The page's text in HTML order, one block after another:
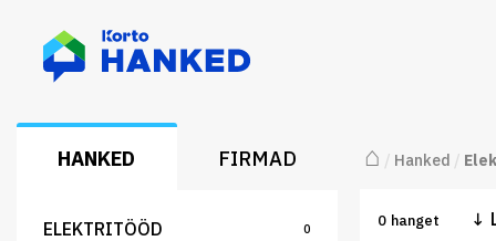
HANKED FIRMAD
ELEKTRITÖÖD 0
⌂ / Hanked /
0 hanget ↓